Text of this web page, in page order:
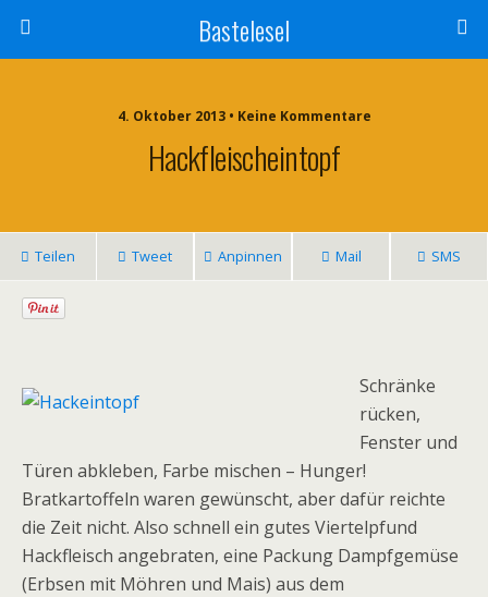
Bastelesel
4. Oktober 2013 • Keine Kommentare
Hackfleischeintopf
Teilen Tweet Anpinnen Mail SMS
Schränke
rücken,
Fenster und
Türen abkleben, Farbe mischen – Hunger!
Bratkartoffeln waren gewünscht, aber dafür reichte
die Zeit nicht. Also schnell ein gutes Viertelpfund
Hackfleisch angebraten, eine Packung Dampfgemüse
(Erbsen mit Möhren und Mais) aus dem